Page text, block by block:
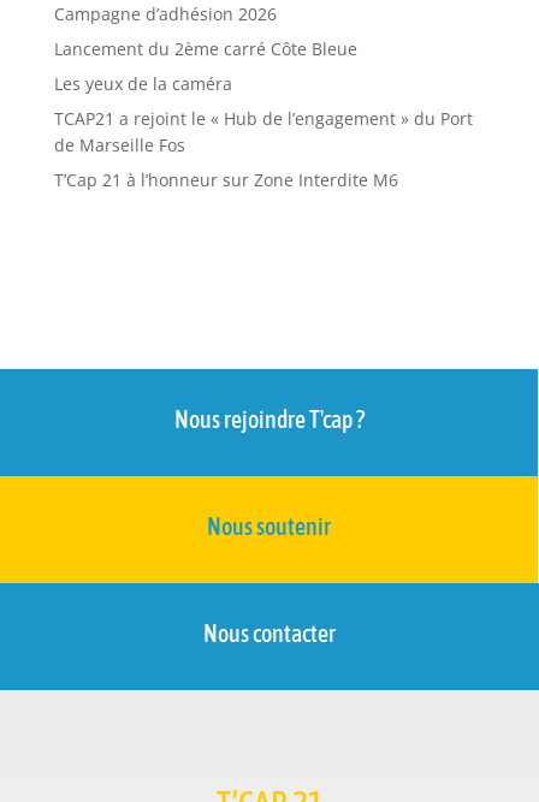
Campagne d’adhésion 2026
Lancement du 2ème carré Côte Bleue
Les yeux de la caméra
TCAP21 a rejoint le « Hub de l’engagement » du Port
de Marseille Fos
T’Cap 21 à l’honneur sur Zone Interdite M6
Nous rejoindre T'cap ?
Nous soutenir
Nous contacter